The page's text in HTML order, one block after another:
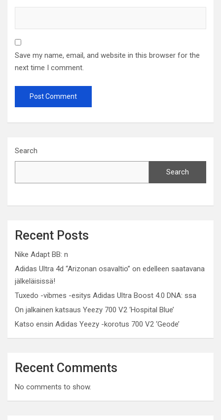
Save my name, email, and website in this browser for the
next time I comment.
Search
Search
Recent Posts
Nike Adapt BB: n
Adidas Ultra 4d “Arizonan osavaltio” on edelleen saatavana
jälkeläisissä!
Tuxedo -vibmes -esitys Adidas Ultra Boost 4.0 DNA: ssa
On jalkainen katsaus Yeezy 700 V2 ‘Hospital Blue’
Katso ensin Adidas Yeezy -korotus 700 V2 ‘Geode’
Recent Comments
No comments to show.